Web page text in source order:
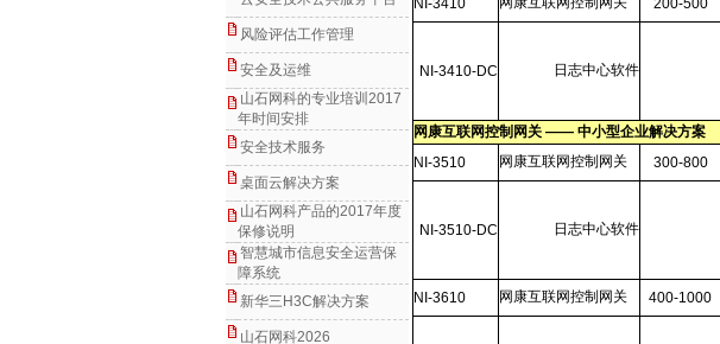
风险评估工作管理
安全及运维
山石网科的专业培训2017
年时间安排
安全技术服务
桌面云解决方案
山石网科产品的2017年度
保修说明
智慧城市信息安全运营保
障系统
新华三H3C解决方案
山石网科2026
NI-3410
200-500
NI-3410-DC 日志中心软件
网康互联网控制网关 —— 中小型企业解决方案
NI-3510
网康互联网控制网关 300-800
NI-3510-DC 日志中心软件
NI-3610 网康互联网控制网关 400-1000